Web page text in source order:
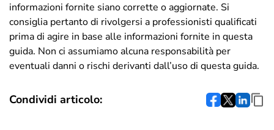
informazioni fornite siano corrette o aggiornate. Si
consiglia pertanto di rivolgersi a professionisti qualificati
prima di agire in base alle informazioni fornite in questa
guida. Non ci assumiamo alcuna responsabilità per
eventuali danni o rischi derivanti dall’uso di questa guida.
Condividi articolo: